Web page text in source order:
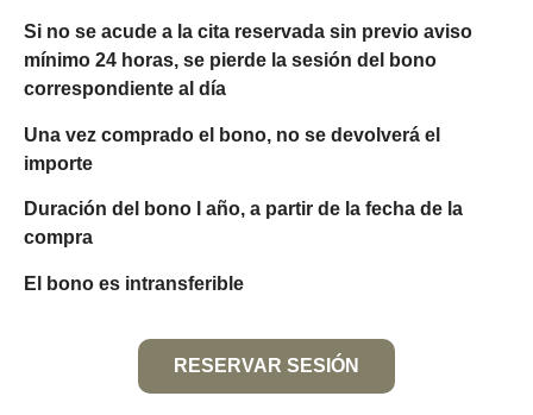
Si no se acude a la cita reservada sin previo aviso
mínimo 24 horas, se pierde la sesión del bono
correspondiente al día
Una vez comprado el bono, no se devolverá el
importe
Duración del bono l año, a partir de la fecha de la
compra
El bono es intransferible
RESERVAR SESIÓN